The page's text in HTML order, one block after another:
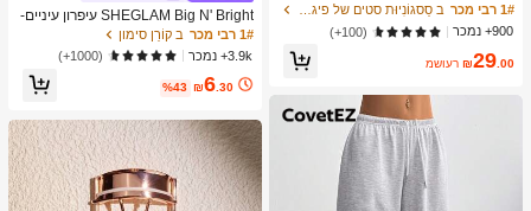
צרים סרוגים עם שוליים נצנצים וקונטרס
ט תחרה
1# רבי מכר
900+ נמכר
(100+)
₪29.00 משוער
SHEGLAM Big N' Bright עיפרון עיניים-
Frost מותג יופי קוסמטיקה איפור לנשים ו
לנערות
1# רבי מכר
ב קוֹרֵן סימון
3.9k+ נמכר
(1000+)
₪6.30
%43